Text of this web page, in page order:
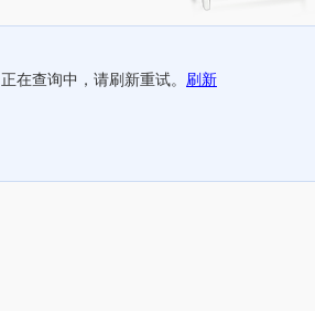
正在查询中，请刷新重试。 刷新